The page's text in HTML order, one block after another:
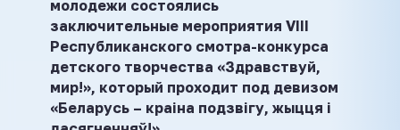
молодежи состоялись
заключительные мероприятия VIII
Республиканского смотра-конкурса
детского творчества «Здравствуй,
мир!», который проходит под девизом
«Беларусь – краіна подзвігу, жыцця і